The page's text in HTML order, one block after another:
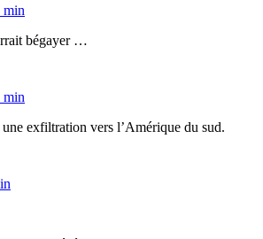
min
bégayer …
min
exfiltration vers l’Amérique du sud.